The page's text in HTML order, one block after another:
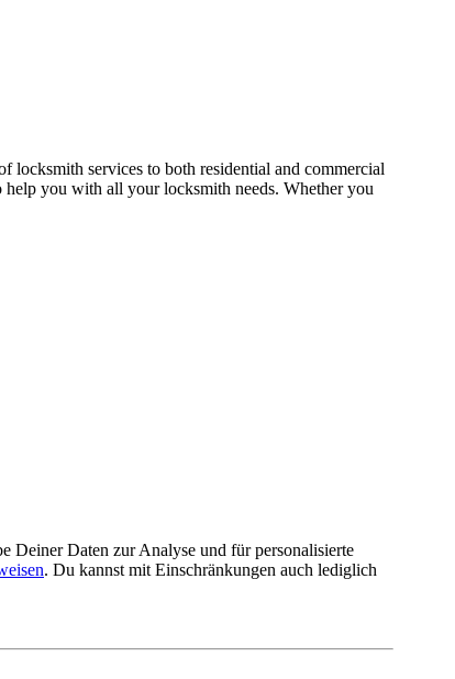
services to both residential and commercial
help you with all your locksmith needs. Whether you
Deiner Daten zur Analyse und für personalisierte
. Du kannst mit Einschränkungen auch lediglich